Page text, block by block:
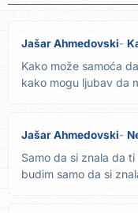
Jašar Ahmedovski
Kako može samoća
kako mogu ljubav da
Jašar Ahmedovski
Samo da si znala da
budim samo da si